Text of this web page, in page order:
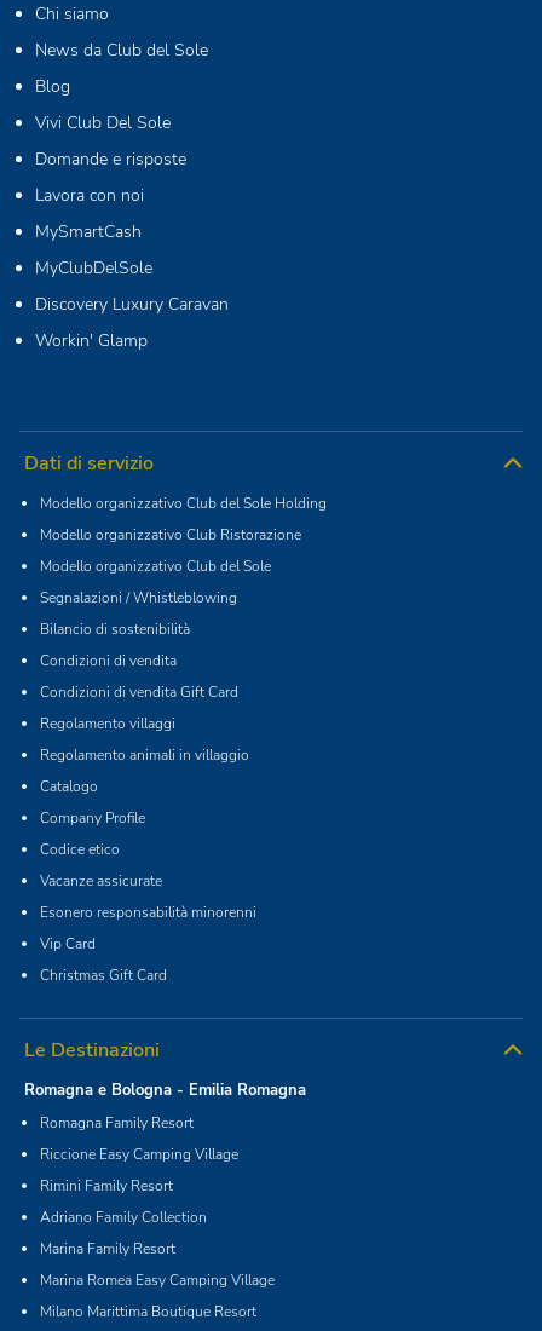
Chi siamo
News da Club del Sole
Blog
Vivi Club Del Sole
Domande e risposte
Lavora con noi
MySmartCash
MyClubDelSole
Discovery Luxury Caravan
Workin' Glamp
Dati di servizio
Modello organizzativo Club del Sole Holding
Modello organizzativo Club Ristorazione
Modello organizzativo Club del Sole
Segnalazioni / Whistleblowing
Bilancio di sostenibilità
Condizioni di vendita
Condizioni di vendita Gift Card
Regolamento villaggi
Regolamento animali in villaggio
Catalogo
Company Profile
Codice etico
Vacanze assicurate
Esonero responsabilità minorenni
Vip Card
Christmas Gift Card
Le Destinazioni
Romagna e Bologna - Emilia Romagna
Romagna Family Resort
Riccione Easy Camping Village
Rimini Family Resort
Adriano Family Collection
Marina Family Resort
Marina Romea Easy Camping Village
Milano Marittima Boutique Resort